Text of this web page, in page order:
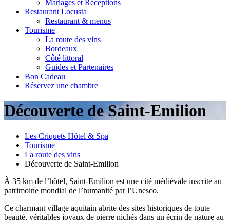
Mariages et Réceptions
Restaurant Locusta
Restaurant & menus
Tourisme
La route des vins
Bordeaux
Côté littoral
Guides et Partenaires
Bon Cadeau
Réservez une chambre
Découverte de Saint-Emilion
Les Criquets Hôtel & Spa
Tourisme
La route des vins
Découverte de Saint-Emilion
À 35 km de l’hôtel, Saint-Emilion est une cité médiévale inscrite au
patrimoine mondial de l’humanité par l’Unesco.
Ce charmant village aquitain abrite des sites historiques de toute
beauté, véritables joyaux de pierre nichés dans un écrin de nature au